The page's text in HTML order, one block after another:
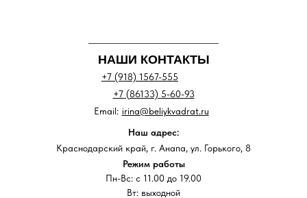
НАШИ КОНТАКТЫ
+7 (918) 1567-555
+7 (86133) 5-60-93
Наш адрес:
Краснодарский край, г. Анапа, ул. Горького, 8
Режим работы
Пн-Вс: с 11.00 до 19.00
Вт: выходной
irina@beliykvadrat.ru
Email: